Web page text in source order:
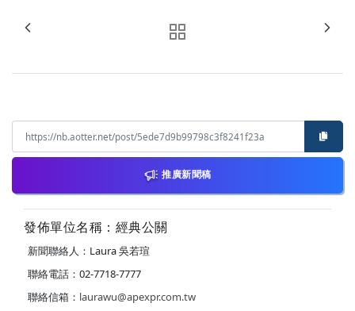
推廣新聞稿
發佈單位名稱：經典公關
新聞聯絡人：Laura 吳若瑄
聯絡電話：02-7718-7777
聯絡信箱： laurawu@apexpr.com.tw